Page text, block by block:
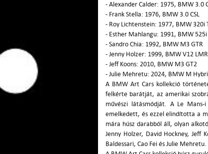
- Alexander Calder: 1975, BMW 3.0
- Frank Stella: 1976, BMW 3.0 CSL
- Roy Lichtenstein: 1977, BMW 320i
- Esther Mahlangu: 1991, BMW 525i
- Sandro Chia: 1992, BMW M3 GTR
- Jenny Holzer: 1999, BMW V12 LMR
- Jeff Koons: 2010, BMW M3 GT2
- Julie Mehretu: 2024, BMW M
A BMW Art Cars kollekció
felkérte barátját, az amerikai
művészi látásmódját. A Le
emelkedett, és ezzel elindította a
mára húsz darabból áll, olyan
Jenny Holzer, David Hockney, Jeff
Baldessari, Cao Fei és Julie Mehretu.